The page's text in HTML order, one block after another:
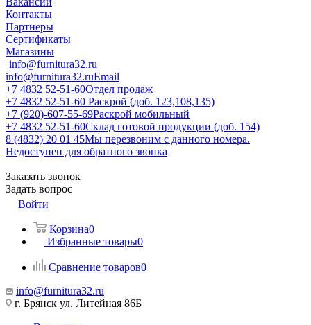
Контакты
Партнеры
Сертификаты
Магазины
info@furnitura32.ru
info@furnitura32.ruEmail
+7 4832 52-51-60Отдел продаж
+7 4832 52-51-60 Раскрой (доб. 123,108,135)
+7 (920)-607-55-69Раскрой мобильный
+7 4832 52-51-60Склад готовой продукции (доб. 154)
8 (4832) 20 01 45Мы перезвоним с данного номера.
Недоступен для обратного звонка
Заказать звонок
Задать вопрос
Войти
Корзина0
Избранные товары0
Сравнение товаров0
info@furnitura32.ru
г. Брянск ул. Литейная 86Б